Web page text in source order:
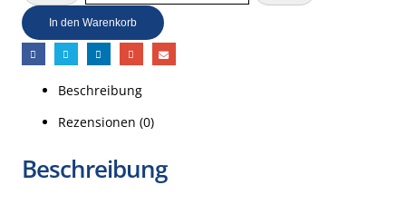
In den Warenkorb
Beschreibung
Rezensionen (0)
Beschreibung